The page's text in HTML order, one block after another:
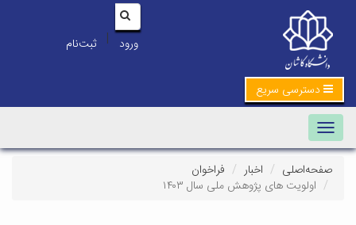
ورود | ثبت‌نام
دسترسی سریع
Toggle navigation
صفحه‌اصلی اخبار
فراخوان
اولویت های پژوهش ملی سال ۱۴۰۳